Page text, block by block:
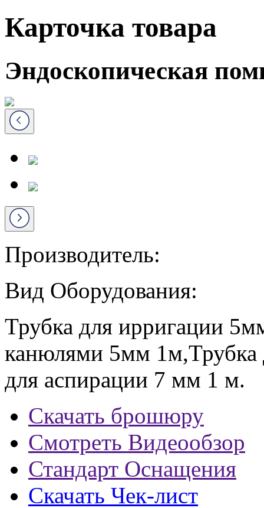
Карточка товара
Эндоскопическая
Производитель:
Вид Оборудования:
Трубка для ирригации
канюлями 5мм 1м,Трубка
для аспирации 7 мм 1 м.
Скачать брошюру
Смотреть Видеообзор
Стандарт Оснащения
Скачать Чек-лист